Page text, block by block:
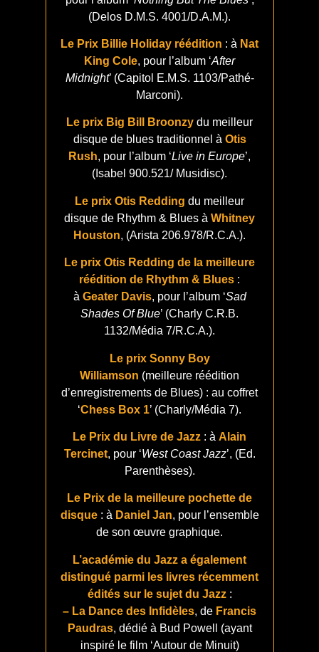
(Delos D.M.S. 4001/D.A.M.).
Le Prix Billie Holiday réédition : à Nat
King Cole, pour l’album ‘After
Midnight’ (Capitol E.M.S. 1103/Pathé-
Marconi).
Le prix Big Bill Broonzy du meilleur
disque de blues traditionnel à Otis
Rush, pour l’album ‘Live in Europe’,
(Isabel 900.521/ Musidisc).
Le prix Otis Redding du meilleur
disque de Rhythm & Blues à Whitney
Houston, (Arista 206.978/R.C.A.).
Le prix Otis Redding de la meilleure
réédition de Rhythm & Blues :
à Geater Davis, pour l’album ‘Sad
Shades Of Blue’ (Charly C.R.B.
1132/Média 7/R.C.A.).
Le prix Sonny Boy
Williamson (meilleure réédition
d’enregistrements de Blues) : au coffret
‘Chess Box 1’ (Charly/Média 7).
Le Prix du Livre de Jazz : à Alain
Tercinet, pour ‘West Coast Jazz’, (Ed.
Parenthèses).
Le Prix de la meilleure pochette de
disque: à Daniel Jan, pour l’ensemble
de son œuvre graphique.
L’académie du Jazz a également
distingué parmi les livres récemment
édités sur le sujet du Jazz:
– La Dance des Infidèles, de Francis
Paudras, dédié à Bud Powell (ayant
inspiré le film ‘Autour de Minuit)